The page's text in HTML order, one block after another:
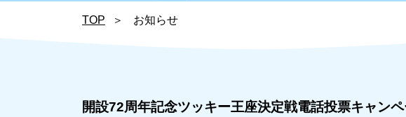
TOP お知らせ
開設72周年記念ツッキー王座決定戦電話投票キャン